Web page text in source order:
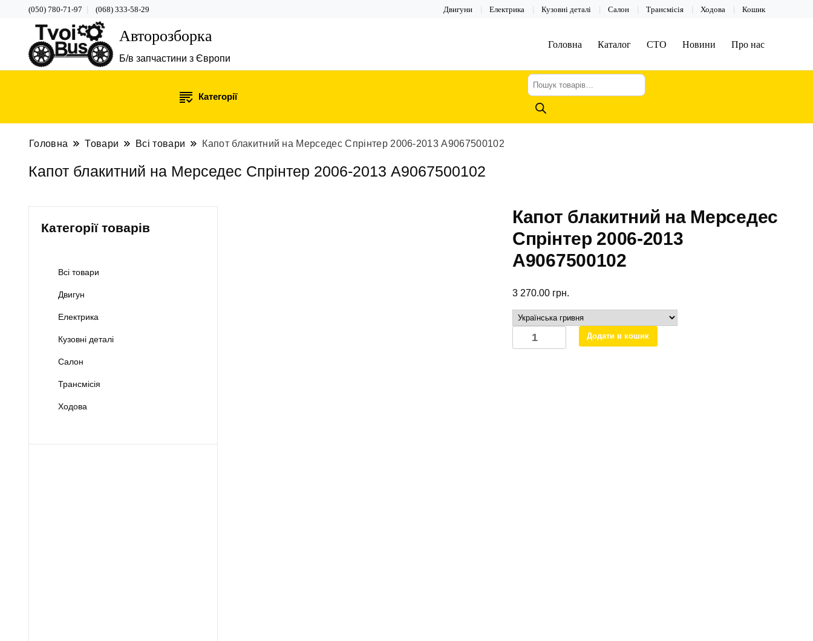
(050) 780-71-97 (068) 333-58-29 Двигуни Електрика Кузовні деталі Салон Трансмісія Ходова Кошик
Авторозборка
Б/в запчастини з Європи
Головна Каталог СТО Новини Про нас
Категорії
Пошук
товарів
Головна Товари Всі товари Капот блакитний на Мерседес Спрінтер 2006-2013 A9067500102
Капот блакитний на Мерседес Спрінтер 2006-2013 A9067500102
Капот блакитний на Мерседес
Спрінтер 2006-2013
A9067500102
3 270.00 грн.
Капот
блакитний
Додати в кошик
Категорії товарів
Всі товари
Двигун
Електрика
Кузовні деталі
Салон
Трансмісія
Ходова